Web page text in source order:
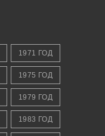
1971 ГОД
1975 ГОД
1979 ГОД
1983 ГОД